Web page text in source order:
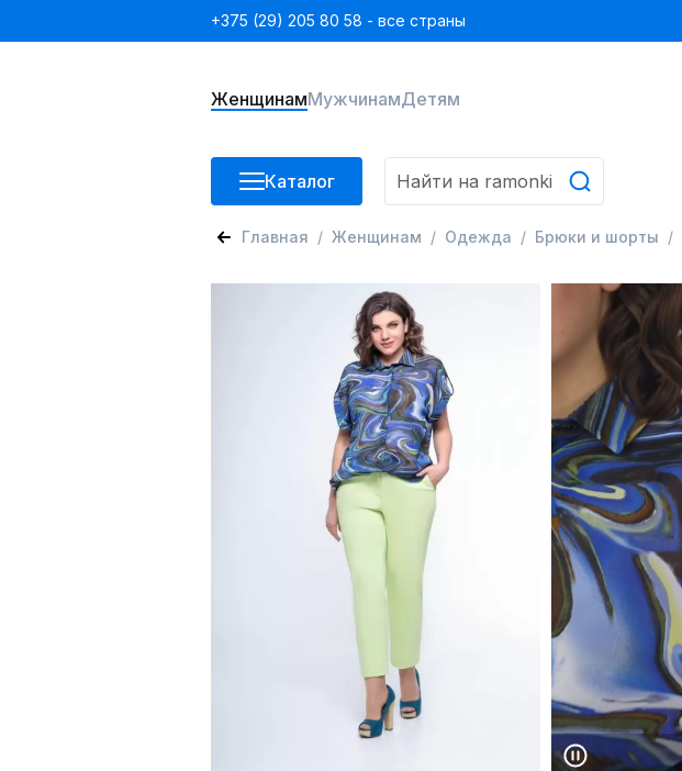
+375 (29) 205 80 58 - все страны
ЖенщинамМужчинамДетям
Каталог
Главная Женщинам Одежда Брюки и шорты